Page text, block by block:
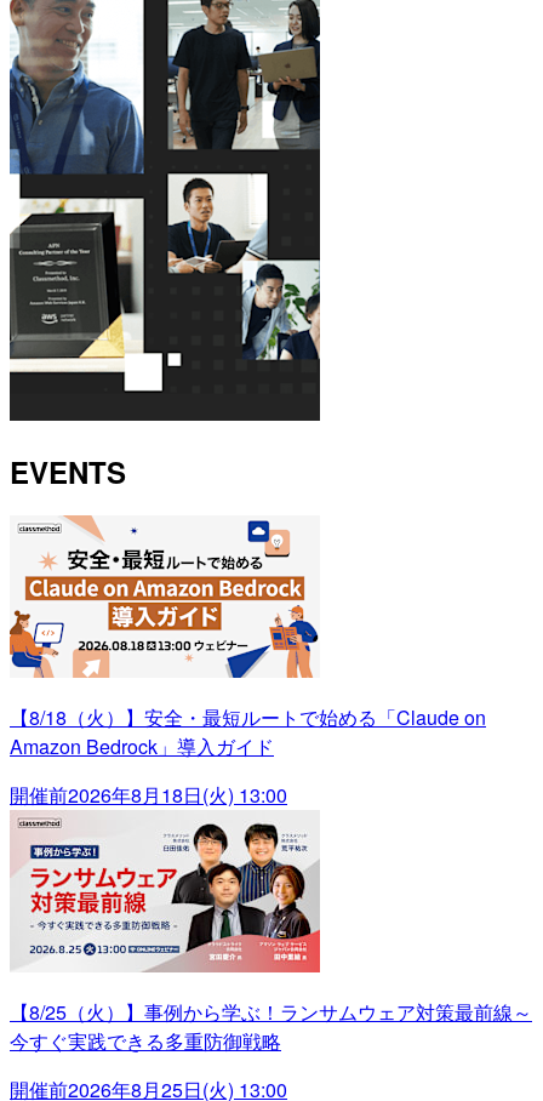
EVENTS
【8/18（火）】安全・最短ルートで始める「Claude on
Amazon Bedrock」導入ガイド
開催前2026年8月18日(火) 13:00
【8/25（火）】事例から学ぶ！ランサムウェア対策最前線～
今すぐ実践できる多重防御戦略
開催前2026年8月25日(火) 13:00